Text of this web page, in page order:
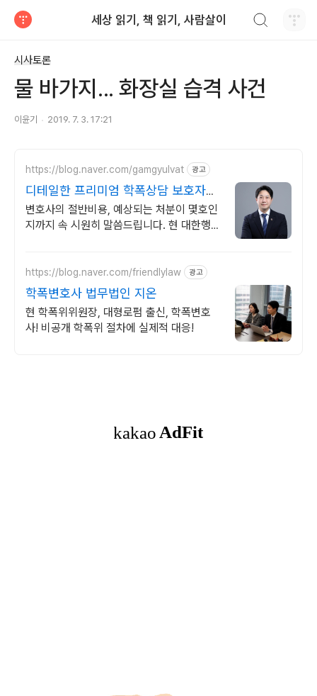
세상 읽기, 책 읽기, 사람살이
시사토론
물 바가지... 화장실 습격 사건
이윤기 2019. 7. 3. 17:21
https://blog.naver.com/gamgyulvat 광고
디테일한 프리미엄 학폭상담 보호자확
인서 작성 대행 가능
변호사의 절반비용, 예상되는 처분이 몇호인
지까지 속 시원히 말씀드립니다. 현 대한행정
https://blog.naver.com/friendlylaw 광고
학폭변호사 법무법인 지온
현 학폭위위원장, 대형로펌 출신, 학폭변호
사! 비공개 학폭위 절차에 실제적 대응!